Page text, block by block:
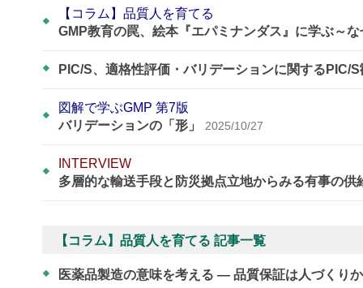
【コラム】品質人を育てる
GMP教育の罠、絵本『エパミナンダス』に学ぶ～
PIC/S、適格性評価・バリデーションに関するPIC/
図解で学ぶGMP 第7版
バリデーションの「形」
2025/10/27
INTERVIEW
多層的な輸送手段と防災拠点立地からみる有事の
【コラム】品質人を育てる 記事一覧
医薬品製造の意味を考える ― 品質保証は人づくり